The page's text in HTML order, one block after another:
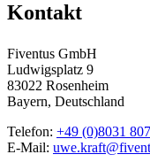
Kontakt
Fiventus GmbH
Ludwigsplatz 9
83022 Rosenheim
Bayern, Deutschland
Telefon: +49 (0)8031
E-Mail: